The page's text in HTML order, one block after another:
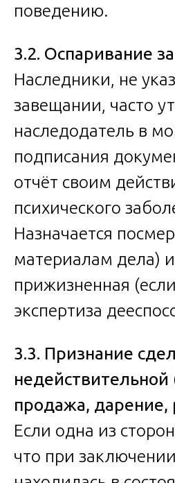
поведению.
3.2. Оспаривание
Наследники, не
завещании, часто
наследодатель в
подписания
отчёт своим
психического
Назначается
материалам дела)
прижизненная
экспертиза
3.3. Признание
недействительной
продажа, дарение,
Если одна из
что при